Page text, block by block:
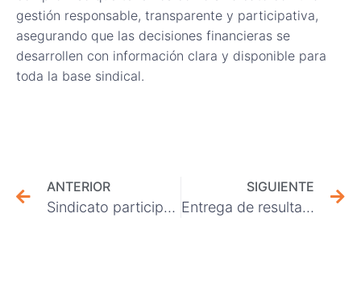
gestión responsable, transparente y participativa,
asegurando que las decisiones financieras se
desarrollen con información clara y disponible para
toda la base sindical.
ANTERIOR
Sindicato participa en Encuentro Nacional de Secretarias y Asistentes organizado por FESUC
SIGUIENTE
Entrega de resultados mes de mayo: seguridad, producción y eficiencia marcan los desafíos del segundo semestre